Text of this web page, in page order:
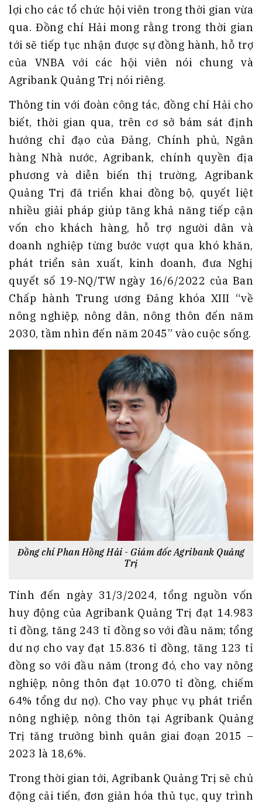
lợi cho các tổ chức hội viên trong thời gian vừa
qua. Đồng chí Hải mong rằng trong thời gian
tới sẽ tiếp tục nhận được sự đồng hành, hỗ trợ
của VNBA với các hội viên nói chung và
Agribank Quảng Trị nói riêng.
Thông tin với đoàn công tác, đồng chí Hải cho
biết, thời gian qua, trên cơ sở bám sát định
hướng chỉ đạo của Đảng, Chính phủ, Ngân
hàng Nhà nước, Agribank, chính quyền địa
phương và diễn biến thị trường, Agribank
Quảng Trị đã triển khai đồng bộ, quyết liệt
nhiều giải pháp giúp tăng khả năng tiếp cận
vốn cho khách hàng, hỗ trợ người dân và
doanh nghiệp từng bước vượt qua khó khăn,
phát triển sản xuất, kinh doanh, đưa Nghị
quyết số 19-NQ/TW ngày 16/6/2022 của Ban
Chấp hành Trung ương Đảng khóa XIII “về
nông nghiệp, nông dân, nông thôn đến năm
2030, tầm nhìn đến năm 2045” vào cuộc sống.
Đồng chí Phan Hồng Hải - Giám đốc Agribank Quảng
Trị
Tính đến ngày 31/3/2024, tổng nguồn vốn
huy động của Agribank Quảng Trị đạt 14.983
tỉ đồng, tăng 243 tỉ đồng so với đầu năm; tổng
dư nợ cho vay đạt 15.836 tỉ đồng, tăng 123 tỉ
đồng so với đầu năm (trong đó, cho vay nông
nghiệp, nông thôn đạt 10.070 tỉ đồng, chiếm
64% tổng dư nợ). Cho vay phục vụ phát triển
nông nghiệp, nông thôn tại Agribank Quảng
Trị tăng trưởng bình quân giai đoạn 2015 –
2023 là 18,6%.
Trong thời gian tới, Agribank Quảng Trị sẽ chủ
động cải tiến, đơn giản hóa thủ tục, quy trình